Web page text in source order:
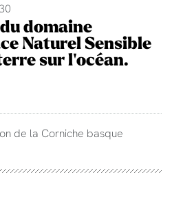
domaine
Naturel Sensible
sur l'océan.
de la Corniche basque